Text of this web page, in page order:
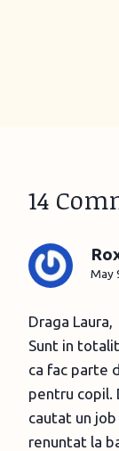
14
May
Draga Laura,
Sunt in
ca fac parte
pentru copil.
cautat un
renuntat la